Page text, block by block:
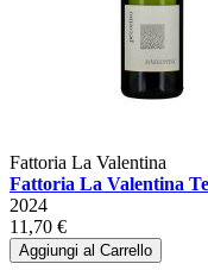
Fattoria La Valentina
Fattoria La Valentina
2024
11,70 €
Aggiungi al Carrello